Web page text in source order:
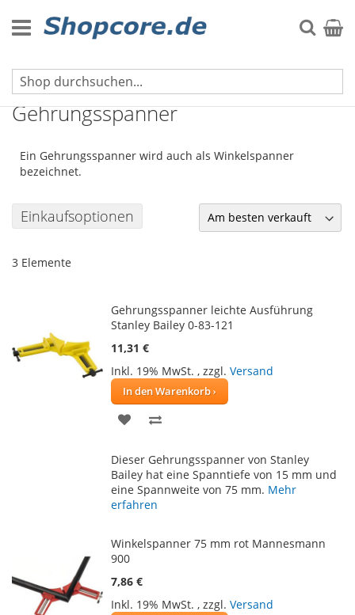
Inhalt
springen
Suche
Mein
Zwingen & Schraubstöcke
Gehrungsspanner
Ein Gehrungsspanner wird auch als Winkelspanner
bezeichnet.
Einkaufsoptionen
3 Elemente
Gehrungsspanner leichte Ausführung
Stanley Bailey 0-83-121
11,31 €
Inkl. 19% MwSt. , zzgl. Versand
In den Warenkorb
ZUR
HINZUFÜGEN
HINZUFÜGEN
Dieser Gehrungsspanner von Stanley
Bailey hat eine Spanntiefe von 15 mm und
eine Spannweite von 75 mm. Mehr
erfahren
Winkelspanner 75 mm rot Mannesmann
900
7,86 €
Inkl. 19% MwSt. , zzgl. Versand